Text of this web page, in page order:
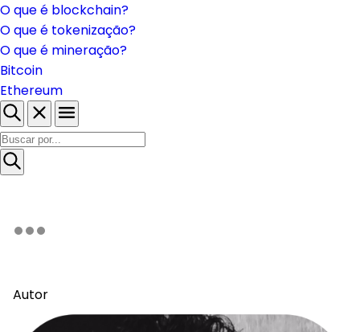
O que é blockchain?
O que é tokenização?
O que é mineração?
Bitcoin
Ethereum
Autor